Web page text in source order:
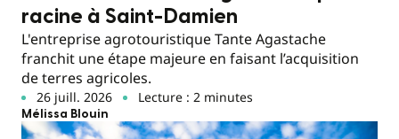
racine à Saint-Damien
L'entreprise agrotouristique Tante Agastache
franchit une étape majeure en faisant l’acquisition
de terres agricoles.
26 juill. 2026 Lecture : 2 minutes
Mélissa Blouin